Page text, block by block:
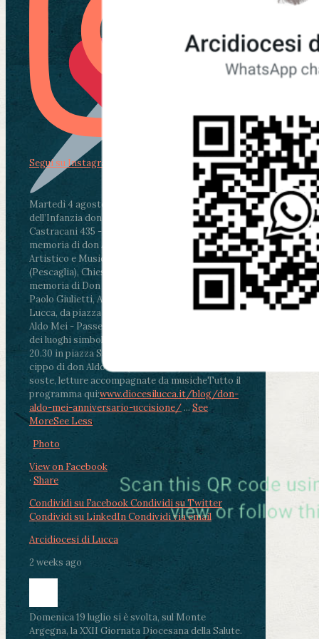
Martedì 4 agosto2026
ore 11:30 - Lucca, Scuola
dell’Infanzia don Aldo Mei - Viale Castruccio
Castracani 435 - Inaugurazione murales in
memoria di don Aldo Mei curato dal Liceo
Artistico e Musicale “Passaglia”
ore 18 - Fiano
(Pescaglia), Chiesa parrocchiale - Messa in
memoria di Don Aldo Mei celebrata da mons.
Paolo Giulietti, Arcivescovo di Lucca
ore 20.30 -
Lucca, da piazza San Michele al Cippo di don
Aldo Mei - Passeggiata della Memoria in alcuni
dei luoghi simbolo della città. Ritrovo alle ore
20.30 in piazza San Michele con conclusione al
cippo di don Aldo Mei (Porta Elisa). Durante le
soste, letture accompagnate da musicheTutto il
programma qui:www.diocesilucca.it/blog/don-
aldo-mei-anniversario-uccisione/... See
MoreSee Less
Photo
View on Facebook
· Share
Condividi su FacebookCondividi su Twitter
Condividi su LinkedInCondividi via email
Arcidiocesi di Lucca
2 weeks ago
Domenica 19 luglio si è svolta, sul Monte
Argegna, la XXII Giornata Diocesana della Salute.
Segui su Instagram